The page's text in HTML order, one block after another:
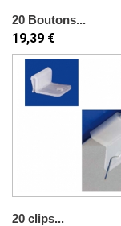
20 Boutons...
19,39 €
20 clips...